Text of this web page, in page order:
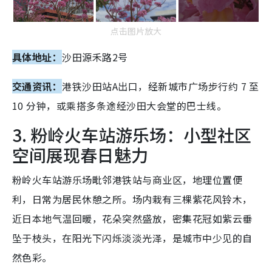
点击图片放大
具体地址：沙田源禾路2号
交通资讯：港铁沙田站A出口，经新城市广场步行约 7 至
10 分钟，或乘搭多条途经沙田大会堂的巴士线。
3. 粉岭火车站游乐场：小型社区
空间展现春日魅力
粉岭火车站游乐场毗邻港铁站与商业区，地理位置便
利，日常为居民休憩之所。场内栽有三棵紫花风铃木，
近日本地气温回暖，花朵突然盛放，密集花冠如紫云垂
坠于枝头，在阳光下闪烁淡淡光泽，是城市中少见的自
然色彩。